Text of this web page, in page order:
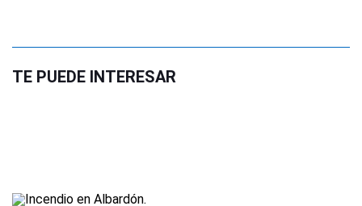
TE PUEDE INTERESAR